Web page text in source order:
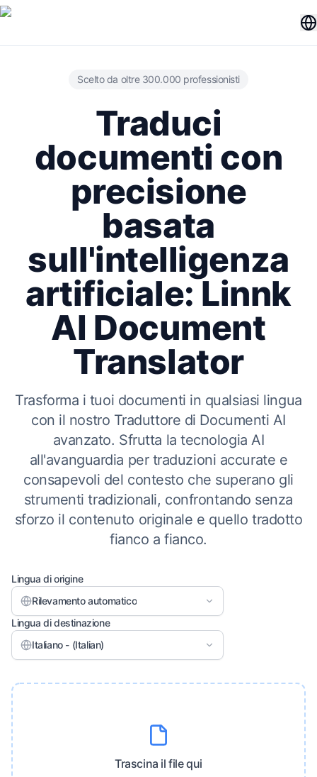
Scelto da oltre 300.000 professionisti
Traduci
documenti con
precisione
basata
sull'intelligenza
artificiale: Linnk
AI Document
Translator
Trasforma i tuoi documenti in qualsiasi lingua
con il nostro Traduttore di Documenti AI
avanzato. Sfrutta la tecnologia AI
all'avanguardia per traduzioni accurate e
consapevoli del contesto che superano gli
strumenti tradizionali, confrontando senza
sforzo il contenuto originale e quello tradotto
fianco a fianco.
Lingua di origine
Rilevamento automatico
Lingua di destinazione
Italiano - (Italian)
Trascina il file qui